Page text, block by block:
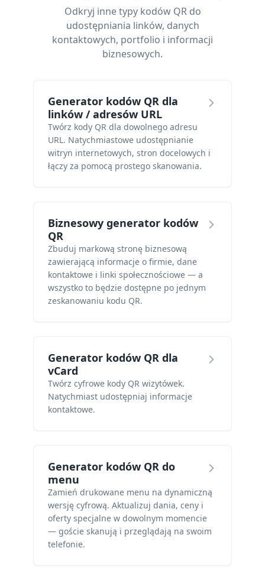
Odkryj inne typy kodów QR do
udostępniania linków, danych
kontaktowych, portfolio i informacji
biznesowych.
Generator kodów QR dla
linków / adresów URL
Twórz kody QR dla dowolnego adresu
URL. Natychmiastowe udostępnianie
witryn internetowych, stron docelowych i
łączy za pomocą prostego skanowania.
Biznesowy generator kodów
QR
Zbuduj markową stronę biznesową
zawierającą informacje o firmie, dane
kontaktowe i linki społecznościowe — a
wszystko to będzie dostępne po jednym
zeskanowaniu kodu QR.
Generator kodów QR dla
vCard
Twórz cyfrowe kody QR wizytówek.
Natychmiast udostępniaj informacje
kontaktowe.
Generator kodów QR do
menu
Zamień drukowane menu na dynamiczną
wersję cyfrową. Aktualizuj dania, ceny i
oferty specjalne w dowolnym momencie
— goście skanują i przeglądają na swoim
telefonie.